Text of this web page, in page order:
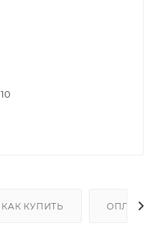
10
КАК КУПИТЬ ОПЛАТА